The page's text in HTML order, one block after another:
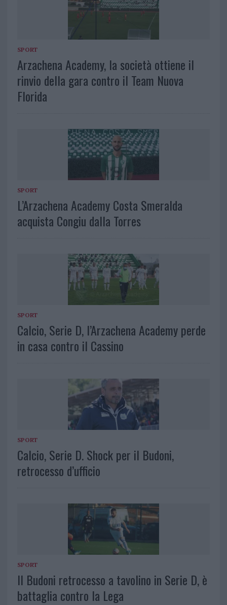
SPORT
Arzachena Academy, la società ottiene il
rinvio della gara contro il Team Nuova
Florida
SPORT
L’Arzachena Academy Costa Smeralda
acquista Congiu dalla Torres
SPORT
Calcio, Serie D, l’Arzachena Academy perde
in casa contro il Cassino
SPORT
Calcio, Serie D. Shock per il Budoni,
retrocesso d’ufficio
SPORT
Il Budoni retrocesso a tavolino in Serie D, è
battaglia contro la Lega